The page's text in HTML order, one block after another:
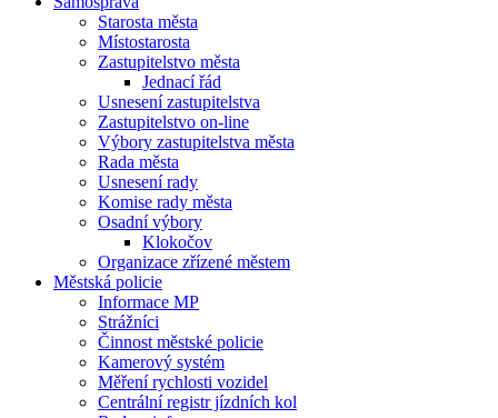
Starosta města
Místostarosta
Zastupitelstvo města
Jednací řád
Usnesení zastupitelstva
Zastupitelstvo on-line
Výbory zastupitelstva města
Rada města
Usnesení rady
Komise rady města
Osadní výbory
Klokočov
Organizace zřízené městem
Městská policie
Informace MP
Strážníci
Činnost městské policie
Kamerový systém
Měření rychlosti vozidel
Centrální registr jízdních kol